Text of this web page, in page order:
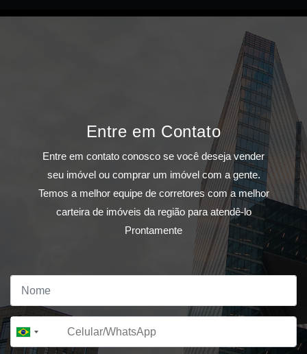
Entre em Contato
Entre em contato conosco se você deseja vender
seu imóvel ou comprar um imóvel com a gente.
Temos a melhor equipe de corretores com a melhor
carteira de imóveis da região para atendê-lo
Prontamente
Brazil
+55